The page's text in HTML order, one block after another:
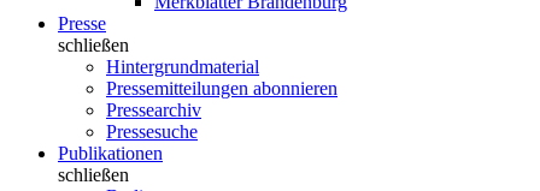
Presse
schließen
Hintergrundmaterial
Pressemitteilungen abonnieren
Pressearchiv
Pressesuche
Publikationen
schließen